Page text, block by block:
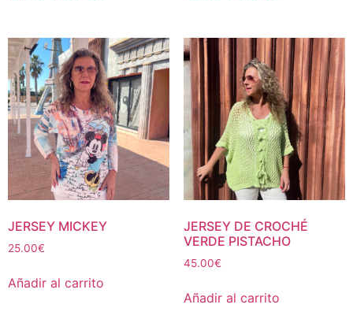
JERSEY MICKEY
25.00€
Añadir al carrito
JERSEY DE CROCHÉ
VERDE PISTACHO
45.00€
Añadir al carrito